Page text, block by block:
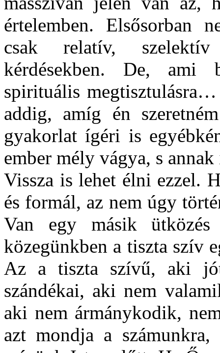
értelemben. Elsősorban
csak relatív,
kérdésekben. De, ami
spirituális megtisztulásra…
addig, amíg én
gyakorlat ígéri is
ember mély vágya, s
Vissza is lehet élni ezzel.
és formál, az nem úgy
Van egy másik
közegünkben a tiszta szív
Az a tiszta szívű, aki
szándékai, aki nem
aki nem ármánykodik,
azt mondja a